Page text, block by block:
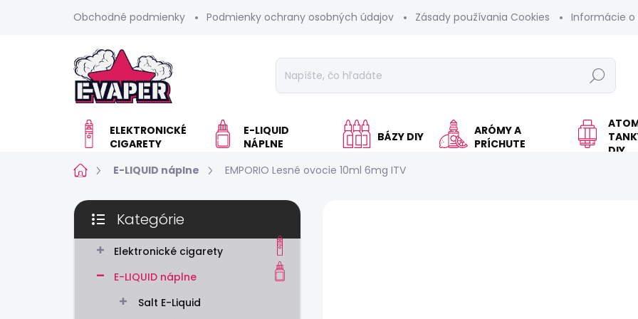
Obchodné podmienky Podmienky ochrany osobných údajov Zásady používania Cookies Informácie o
Hľadať
ELEKTRONICKÉ
CIGARETY
E-LIQUID
NÁPLNE
BÁZY DIY
ARÓMY A
PRÍCHUTE
DIY
DomovE-LIQUID náplne EMPORIO Lesné ovocie 10ml 6mg ITV
B
č
Preskočiť
kategórie
Kategórie
Elektronické cigarety
E-LIQUID náplne
Salt E-Liquid